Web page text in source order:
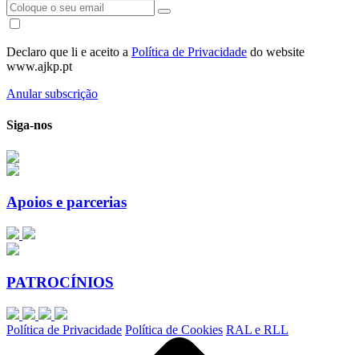
Declaro que li e aceito a Política de Privacidade do website
www.ajkp.pt
Anular subscrição
Siga-nos
Apoios e parcerias
PATROCÍNIOS
Política de Privacidade Política de Cookies RAL e RLL